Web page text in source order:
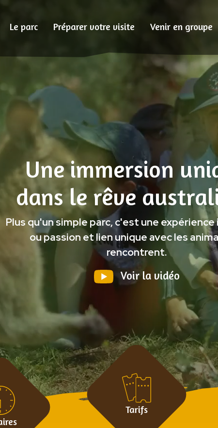
Le parc Préparer votre visite Venir en groupe
Une immersion
dans le rêve
Plus qu'un simple parc, c'est une
ou passion et lien unique avec les
rencontrent.
Voir la vidéo
Tarifs